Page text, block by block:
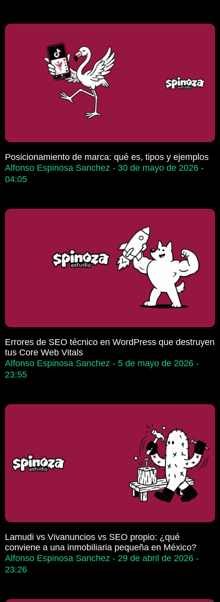
Posicionamiento de marca: qué es, tipos y ejemplos
Alfonso Espinosa Sanchez
30 de mayo de 2026
04:05
Errores de SEO técnico en WordPress que destruyen
tus Core Web Vitals
Alfonso Espinosa Sanchez
5 de mayo de 2026
23:55
Lamudi vs Vivanuncios vs SEO propio: ¿qué
conviene a una inmobiliaria pequeña en México?
Alfonso Espinosa Sanchez
29 de abril de 2026
23:26